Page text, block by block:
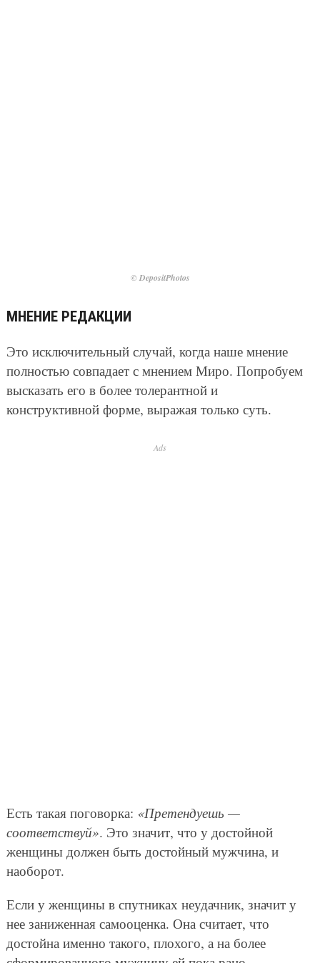
© DepositPhotos
МНЕНИЕ РЕДАКЦИИ
Это исключительный случай, когда наше мнение
полностью совпадает с мнением Миро. Попробуем
высказать его в более толерантной и
конструктивной форме, выражая только суть.
Ads
Есть такая поговорка: «Претендуешь —
соответствуй». Это значит, что у достойной
женщины должен быть достойный мужчина, и
наоборот.
Если у женщины в спутниках неудачник, значит у
нее заниженная самооценка. Она считает, что
достойна именно такого, плохого, а на более